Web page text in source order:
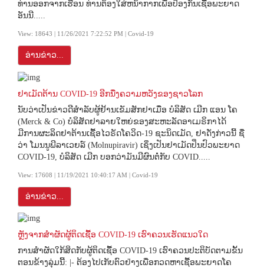
ທ່ານອອກຈາກເຮືອນ ທ່ານຕ້ອງໃສ່ຫນ້າກາກເພື່ອປ້ອງກັນເຊື້ອພະຍາດ
ອັນນີ.....
View: 18643 | 11/26/2021 7:22:52 PM | Covid-19
ອ່ານຂ່າວ...
ຢາເມັດຕ້ານ COVID-19 ອີກນື່ງຄວາມຫວັງຂອງຊາວໂລກ
ນັບວ່າເປັນຂ່າວດີສຳລັບຜູ້ຢ້ານເຂັມສັກຢາເມື່ອ ບໍລິສັດ ເມີກ ແອນ ໂຄ
(Merck & Co) ບໍລິສັດຢາລາຍໃຫຍ່ຂອງສະຫະລັດອາເມຣິກາໄດ້
ມີການຜະລິດຢາຕ້ານເຊື້ອໄວຣັດໂຄວິດ-19 ຊະນິດເມັດ, ຢາດັ່ງກ່າວນີ້ ຊື່
ວ່າ ໂມນນູພີລາເວຍລ໌ (Molnupiravir) ເຊິ່ງເປັນຢາເມັດປິ່ນປົວພະຍາດ
COVID-19, ບໍລິສັດ ເມີກ ບອກວ່າມັນມີຜົນຕໍ່ກັບ COVID.....
View: 17608 | 11/19/2021 10:40:17 AM | Covid-19
ອ່ານຂ່າວ...
ຫຼັງຈາກສຳຜັດຜູ້ຕິດເຊື້ອ COVID-19 ເຮົາຄວນເຮັດແນວໃດ
ການສໍາຜັດໃກ້ສິດກັບຜູ້ຕິດເຊື້ອ COVID-19 ເຮົາຄວນປະຕິບັດຕາມຂັ້ນ
ຕອນຂ້າງລຸ່ມນີ້: |- ຕ້ອງໄປເກັບຕົວຢ່າງເພື່ອກວດຫາເຊື້ອພະຍາດໂຄ